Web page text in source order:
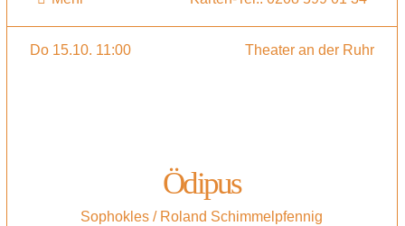
Do 15.10. 11:00 Theater an der Ruhr
Ödipus
Sophokles / Roland Schimmelpfennig